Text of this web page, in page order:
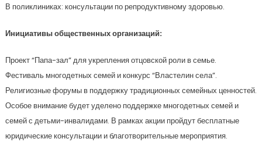
В поликлиниках: консультации по репродуктивному здоровью.
Инициативы общественных организаций:
Проект “Папа-зал” для укрепления отцовской роли в семье.
Фестиваль многодетных семей и конкурс “Властелин села”.
Религиозные форумы в поддержку традиционных семейных ценностей.
Особое внимание будет уделено поддержке многодетных семей и
семей с детьми-инвалидами. В рамках акции пройдут бесплатные
юридические консультации и благотворительные мероприятия.